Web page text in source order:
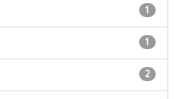
1
1
2